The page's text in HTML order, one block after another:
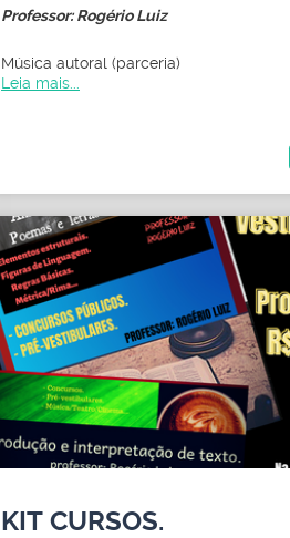
Professor: Rogério Luiz
Música autoral (parceria)
Leia mais...
KIT CURSOS.